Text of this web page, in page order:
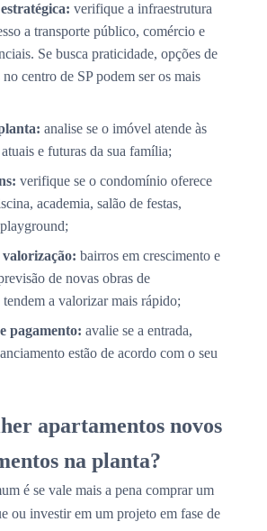
verifique a infraestrutura
a transporte público, comércio e
Se busca praticidade, opções de
no centro de SP podem ser os mais
analise se o imóvel atende às
e futuras da sua família;
verifique se o condomínio oferece
academia, salão de festas,
bairros em crescimento e
de novas obras de
a valorizar mais rápido;
pagamento: avalie se a entrada,
estão de acordo com o seu
apartamentos novos
na planta?
é se vale mais a pena comprar um
ou investir em um projeto em fase de